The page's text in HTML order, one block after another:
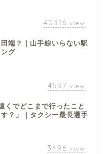
40316 view
端？｜山手線いらない駅
グ
4537 view
くでどこまで行ったこと
？」｜タクシー最長選手
3496 view